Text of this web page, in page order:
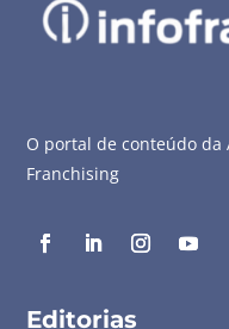
O portal de conteúdo da
Franchising
Editorias